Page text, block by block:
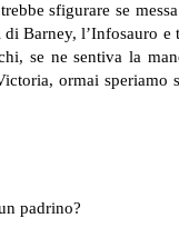
sfigurare se
Barney, l’Infosauro
se ne sentiva la
ormai speriamo
padrino?